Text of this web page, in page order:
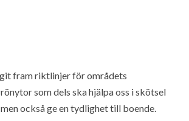
fram riktlinjer för områdets
som dels ska hjälpa oss i skötsel
också ge en tydlighet till boende.